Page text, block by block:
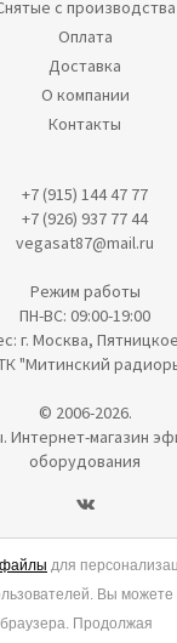
с производства
Оплата
Доставка
О компании
Контакты
+7 (915) 144 47 77
+7 (926) 937 77 44
vegasat87@mail.ru
Режим работы
ПН-ВС: 09:00-19:00
г. Москва,
"Митинский
© 2006-2026.
магазин
оборудования
персональных данных
для
Вы можете
браузера. Продолжая